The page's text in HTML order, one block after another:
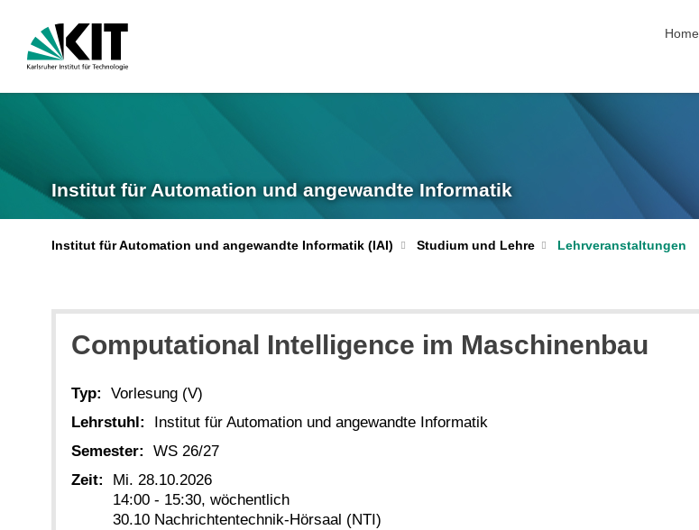
Home
Institut für Automation und angewandte Informatik
Institut für Automation und angewandte Informatik (IAI) Studium und Lehre Lehrveranstaltungen
Computational Intelligence im Maschinenbau
Typ:
Vorlesung (V)
Lehrstuhl:
Institut für Automation und angewandte Informatik
Semester:
WS 26/27
Zeit:
Mi. 28.10.2026
14:00 - 15:30, wöchentlich
30.10 Nachrichtentechnik-Hörsaal (NTI)